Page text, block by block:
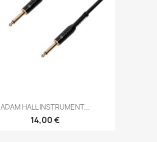
ADAM HALL INSTRUMENT...
14,00 €